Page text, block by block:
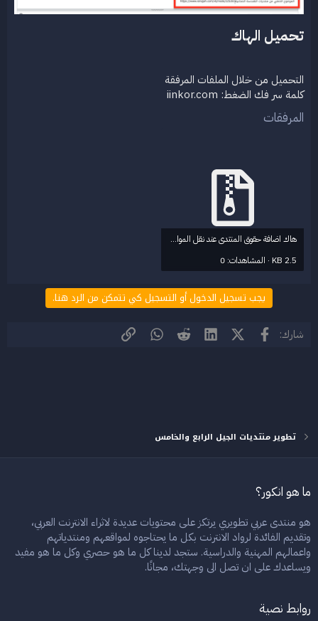
تحميل الهاك​
التحميل من خلال الملفات المرفقة
كلمة سر فك الضغط: iinkor.com​
المرفقات
هاك اضافة حقوق المنتدى عند نقل المواضيع.zip
2.5 KB · المشاهدات: 0
يجب تسجيل الدخول أو التسجيل كي تتمكن من الرد هنا.
شارك: فيسبوك X (Twitter)
LinkedIn
Reddit
WhatsApp
الرابط
تطوير منتديات الجيل الرابع والخامس
ما هو انكور؟
هو منتدى عربي تطويري يرتكز على محتويات عديدة لاثراء الانترنت العربي،
وتقديم الفائدة لرواد الانترنت بكل ما يحتاجوه لمواقعهم ومنتدياتهم
واعمالهم المهنية والدراسية. ستجد لدينا كل ما هو حصري وكل ما هو مفيد
ويساعدك على ان تصل الى وجهتك، مجانًا.
روابط نصية